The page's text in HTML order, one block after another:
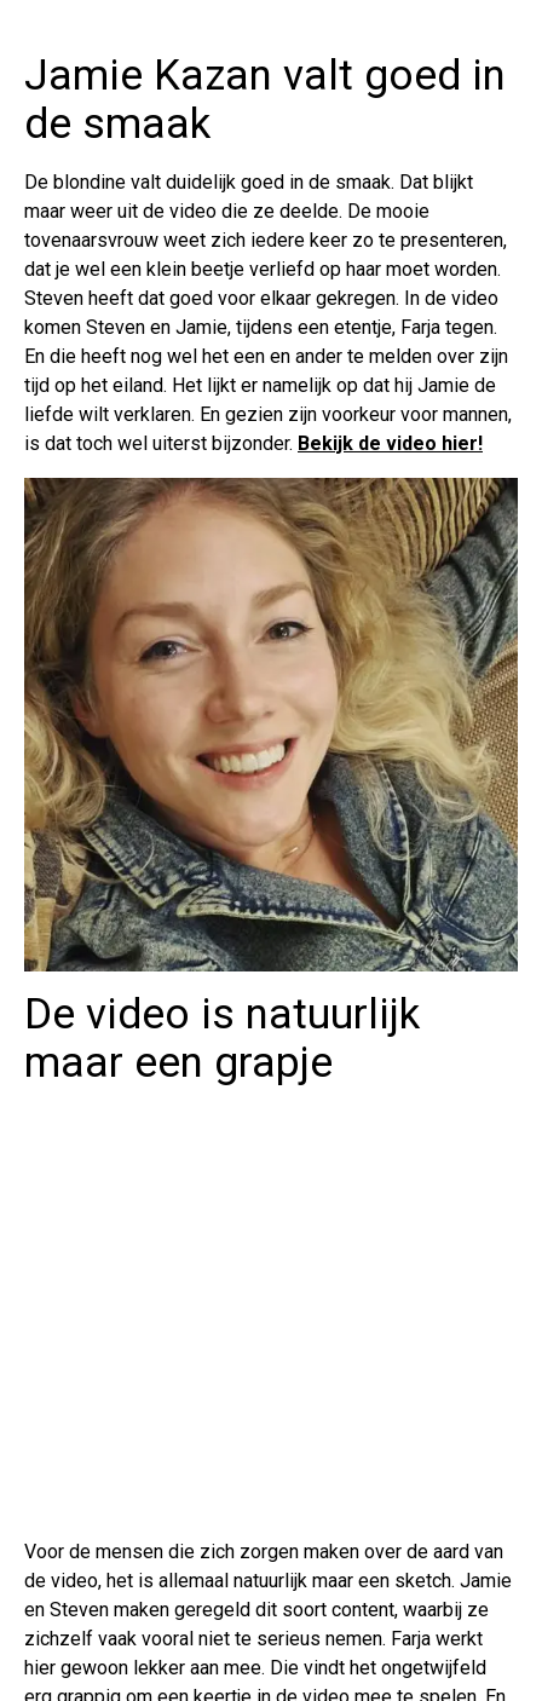
Jamie Kazan valt goed in
de smaak
De blondine valt duidelijk goed in de smaak. Dat blijkt
maar weer uit de video die ze deelde. De mooie
tovenaarsvrouw weet zich iedere keer zo te presenteren,
dat je wel een klein beetje verliefd op haar moet worden.
Steven heeft dat goed voor elkaar gekregen. In de video
komen Steven en Jamie, tijdens een etentje, Farja tegen.
En die heeft nog wel het een en ander te melden over zijn
tijd op het eiland. Het lijkt er namelijk op dat hij Jamie de
liefde wilt verklaren. En gezien zijn voorkeur voor mannen,
is dat toch wel uiterst bijzonder. Bekijk de video hier!
De video is natuurlijk
maar een grapje
Voor de mensen die zich zorgen maken over de aard van
de video, het is allemaal natuurlijk maar een sketch. Jamie
en Steven maken geregeld dit soort content, waarbij ze
zichzelf vaak vooral niet te serieus nemen. Farja werkt
hier gewoon lekker aan mee. Die vindt het ongetwijfeld